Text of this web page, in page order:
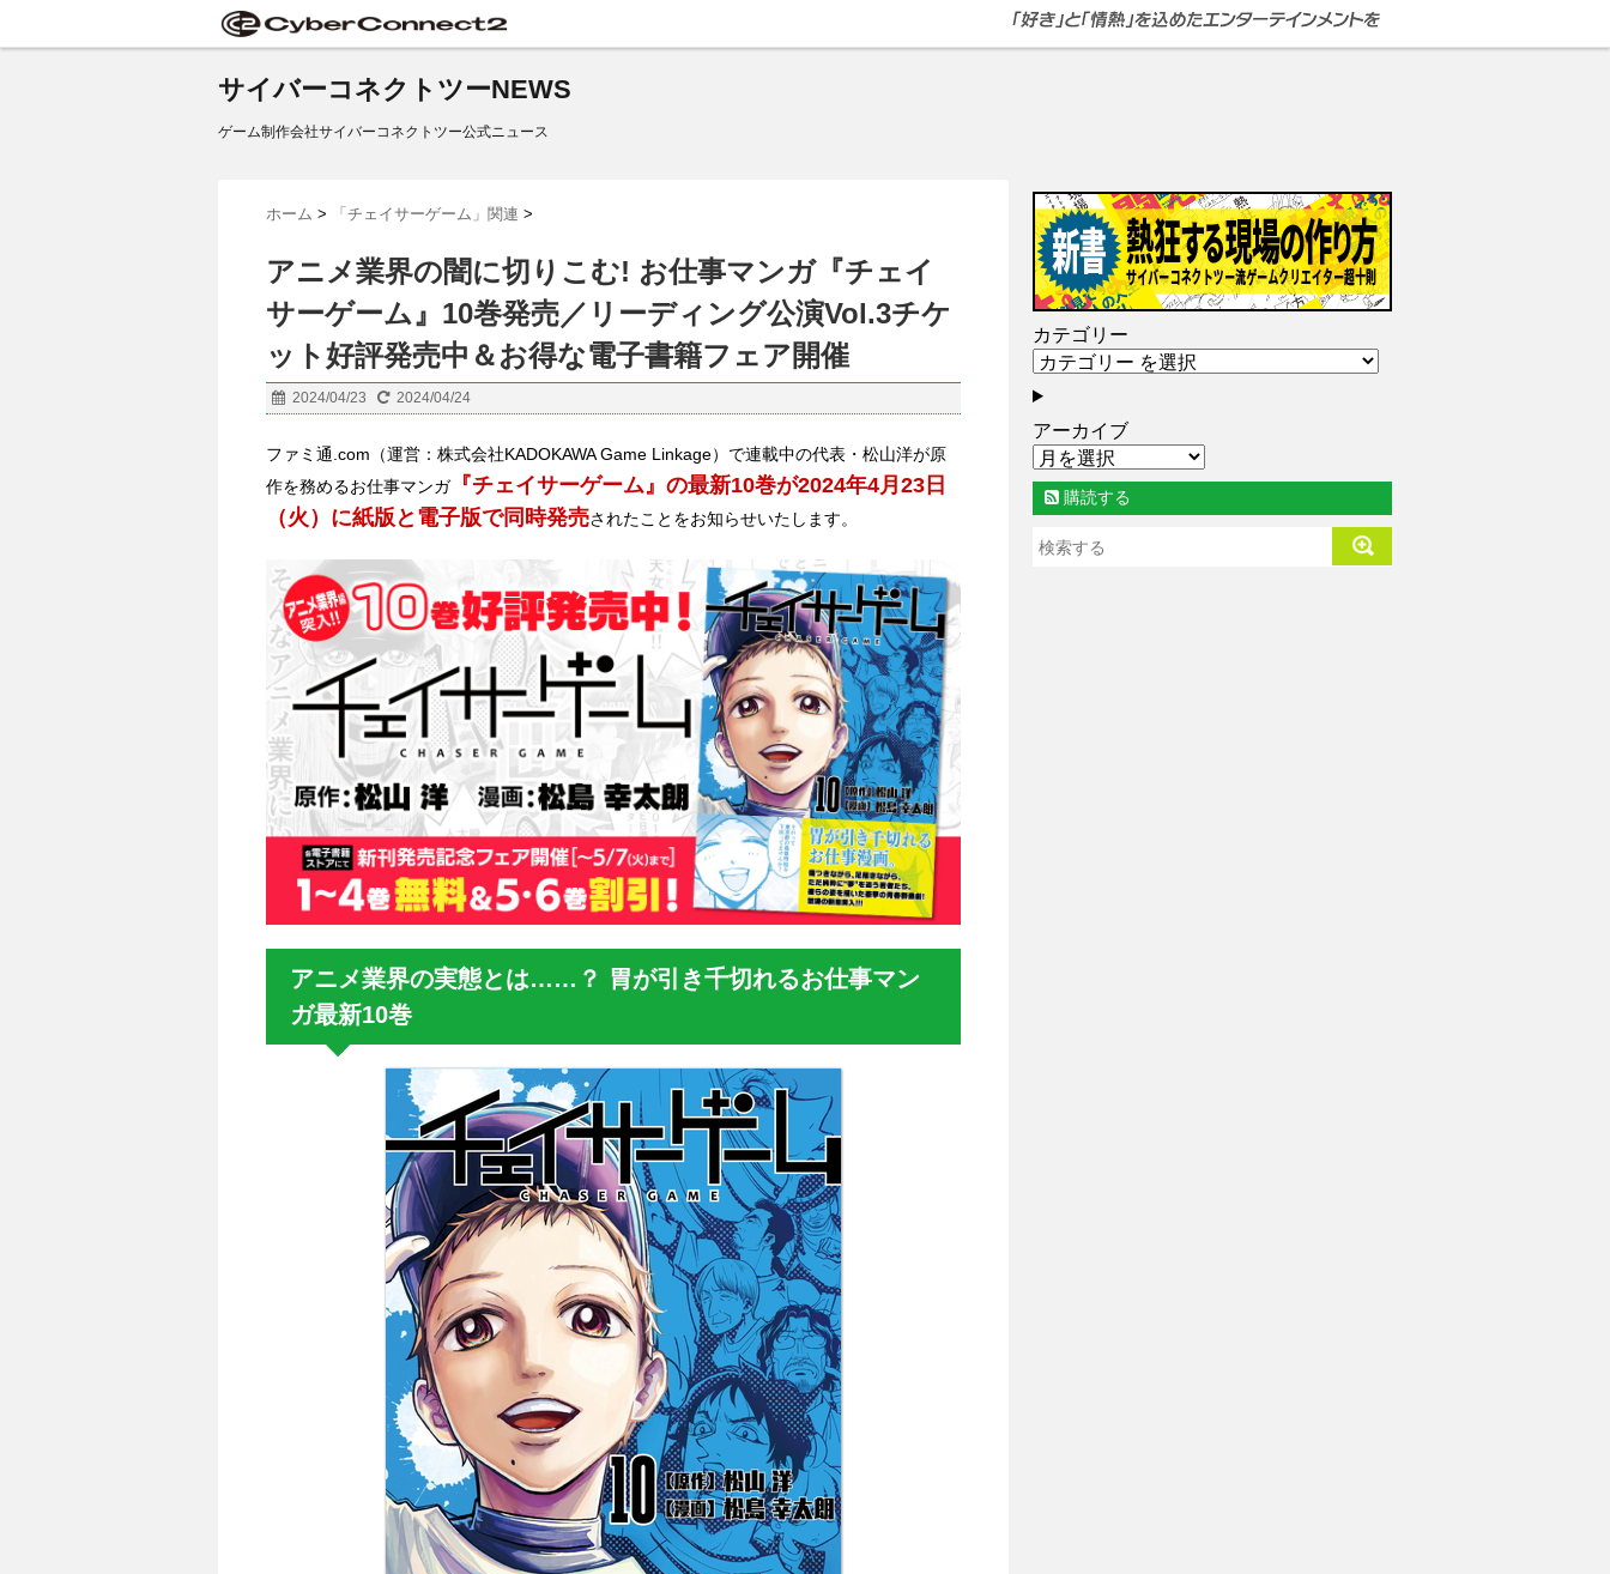
サイバーコネクトツーNEWS
ゲーム制作会社サイバーコネクトツー公式ニュース
ホーム > 「チェイサーゲーム」関連 >
アニメ業界の闇に切りこむ! お仕事マンガ『チェイ
サーゲーム』10巻発売／リーディング公演Vol.3チケ
ット好評発売中＆お得な電子書籍フェア開催
2024/04/23 2024/04/24
ファミ通.com（運営：株式会社KADOKAWA Game Linkage）で連載中の代表・松山洋が原
作を務めるお仕事マンガ『チェイサーゲーム』の最新10巻が2024年4月23日
（火）に紙版と電子版で同時発売されたことをお知らせいたします。
アニメ業界の実態とは……？ 胃が引き千切れるお仕事マン
ガ最新10巻
カテゴリー
アーカイブ
購読する